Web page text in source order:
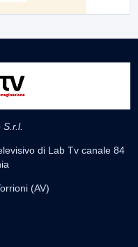
di Lab Tv canale 84
(AV)